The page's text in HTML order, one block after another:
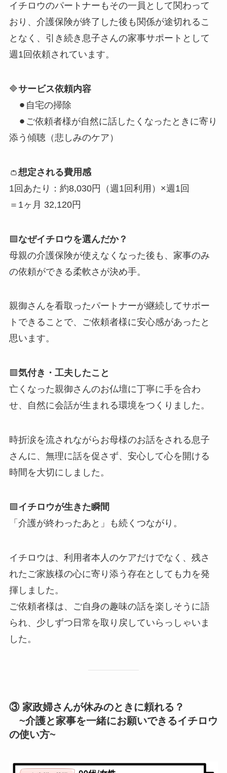
イチロウのパートナーもその一員として関わって
おり、介護保険が終了した後も関係が途切れるこ
となく、引き続き息子さんの家事サポートとして
週1回依頼されています。
🔷サービス依頼内容
⚫︎自宅の掃除
⚫︎ご依頼者様が自然に話したくなったときに寄り
添う傾聴（悲しみのケア）
👛想定される費用感
1回あたり：約8,030円（週1回利用）×週1回
＝1ヶ月 32,120円
🟩なぜイチロウを選んだか？
母親の介護保険が使えなくなった後も、家事のみ
の依頼ができる柔軟さが決め手。
親御さんを看取ったパートナーが継続してサポー
トできることで、ご依頼者様に安心感があったと
思います。
🟥気付き・工夫したこと
亡くなった親御さんのお仏壇に丁寧に手を合わ
せ、自然に会話が生まれる環境をつくりました。
時折涙を流されながらお母様のお話をされる息子
さんに、無理に話を促さず、安心して心を開ける
時間を大切にしました。
🟪イチロウが生きた瞬間
「介護が終わったあと」も続くつながり。
イチロウは、利用者本人のケアだけでなく、残さ
れたご家族様の心に寄り添う存在としても力を発
揮しました。
ご依頼者様は、ご自身の趣味の話を楽しそうに語
られ、少しずつ日常を取り戻していらっしゃいま
した。
③ 家政婦さんが休みのときに頼れる？
~介護と家事を一緒にお願いできるイチロウ
の使い方~